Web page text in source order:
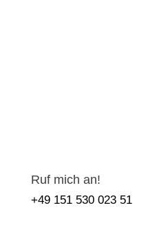
Ruf mich an!
+49 151 530 023 51